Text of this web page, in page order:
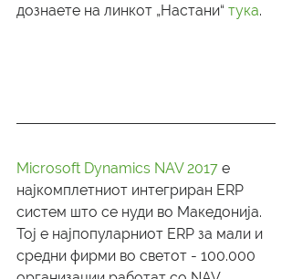
дознаете на линкот „Настани“ тука.
Microsoft Dynamics NAV 2017 е
најкомплетниот интегриран ERP
систем што се нуди во Македонија.
Тој е најпопуларниот ERP за мали и
средни фирми во светот - 100.000